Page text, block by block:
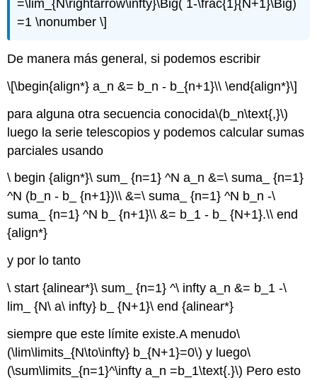
=\lim_{N\rightarrow\infty}\Big( 1-\frac{1}{N+1}\Big)
=1 \nonumber \]
De manera más general, si podemos escribir
\[\begin{align*} a_n &= b_n - b_{n+1}\\ \end{align*}\]
para alguna otra secuencia conocida\(b_n\text{,}\)
luego la serie telescopios y podemos calcular sumas
parciales usando
\ begin {align*}\ sum_ {n=1} ^N a_n &=\ suma_ {n=1}
^N (b_n - b_ {n+1})\\ &=\ suma_ {n=1} ^N b_n -\
suma_ {n=1} ^N b_ {n+1}\\ &= b_1 - b_ {N+1}.\\ end
{align*}
y por lo tanto
\ start {alinear*}\ sum_ {n=1} ^\ infty a_n &= b_1 -\
lim_ {N\ a\ infty} b_ {N+1}\ end {alinear*}
siempre que este límite existe.A menudo\
(\lim\limits_{N\to\infty} b_{N+1}=0\) y luego\
(\sum\limits_{n=1}^\infty a_n =b_1\text{.}\) Pero esto